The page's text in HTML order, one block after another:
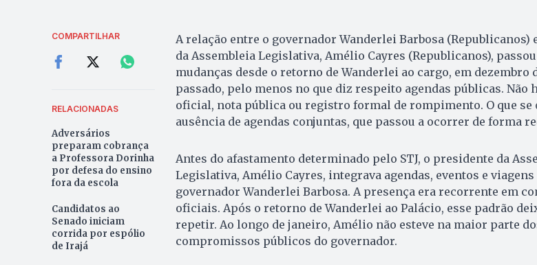
COMPARTILHAR
RELACIONADAS
Adversários
preparam cobrança
a Professora Dorinha
por defesa do ensino
fora da escola
Candidatos ao
Senado iniciam
corrida por espólio
de Irajá
A relação entre o governador Wanderlei Barbosa (Republicanos)
da Assembleia Legislativa, Amélio Cayres (Republicanos),
mudanças desde o retorno de Wanderlei ao cargo, em dezembro
passado, pelo menos no que diz respeito agendas públicas. Não
oficial, nota pública ou registro formal de rompimento. O que se
ausência de agendas conjuntas, que passou a ocorrer de forma
Antes do afastamento determinado pelo STJ, o presidente da
Legislativa, Amélio Cayres, integrava agendas, eventos e viagens
governador Wanderlei Barbosa. A presença era recorrente em
oficiais. Após o retorno de Wanderlei ao Palácio, esse padrão
repetir. Ao longo de janeiro, Amélio não esteve na maior parte
compromissos públicos do governador.